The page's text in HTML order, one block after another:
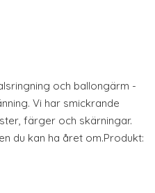
och ballongärm -
Vi har smickrande
färger och skärningar.
du kan ha året om.Produkt: